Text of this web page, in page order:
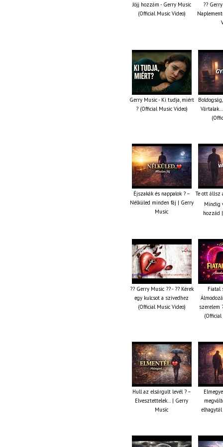
Jöjj hozzám - Gerry Music
(Official Music Video)
??
Gerry Music - Ki tudja, miért
? (Official Music Video)
Éjszakák és nappalok ? –
Nélküled minden fáj | Gerry
Music
Te ott
Mindig
hozzád
?? Gerry Music ?? - ?? Kérek
egy kulcsot a szívedhez
(Official Music Video)
Fiatal
szerelem
(Official
Hull az elsárgult levél ? –
Elvesztettelek… | Gerry
Music